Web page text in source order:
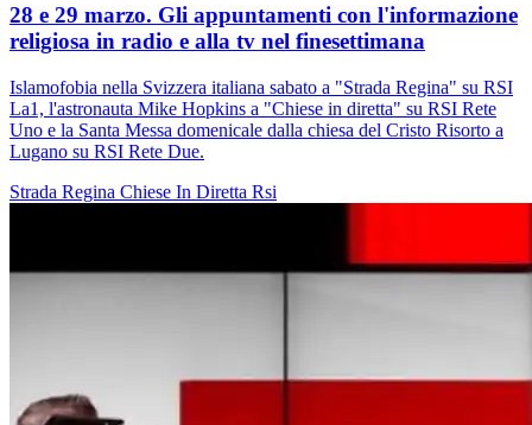
28 e 29 marzo. Gli appuntamenti con l'informazione
religiosa in radio e alla tv nel finesettimana
Islamofobia nella Svizzera italiana sabato a "Strada Regina" su RSI
La1, l'astronauta Mike Hopkins a "Chiese in diretta" su RSI Rete
Uno e la Santa Messa domenicale dalla chiesa del Cristo Risorto a
Lugano su RSI Rete Due.
Strada Regina Chiese In Diretta Rsi